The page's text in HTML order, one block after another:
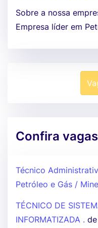
Sobre a nossa
Empresa líder em
Confira
Técnico
Petróleo e Gás /
TÉCNICO DE
INFORMATIZADA . de